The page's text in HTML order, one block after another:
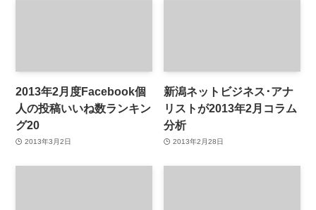
2013年2月度Facebook個
人の投稿いいね数ランキン
グ20
2013年3月2日
新潟ネットビジネス･アナ
リストが2013年2月コラム
分析
2013年2月28日